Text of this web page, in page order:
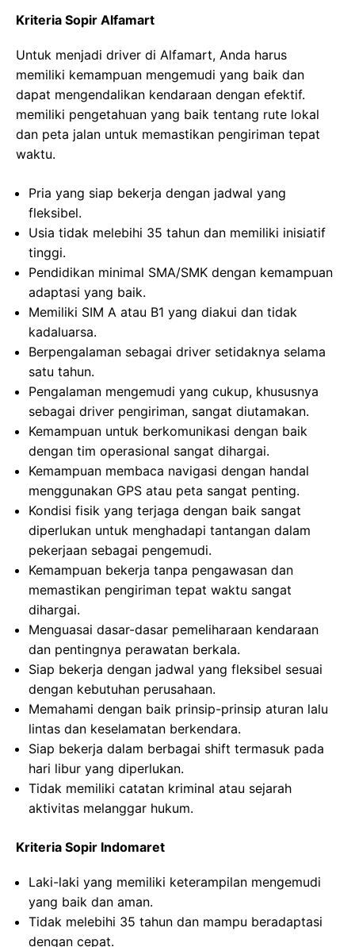
Kriteria Sopir Alfamart
Untuk menjadi driver di Alfamart, Anda harus
memiliki kemampuan mengemudi yang baik dan
dapat mengendalikan kendaraan dengan efektif.
memiliki pengetahuan yang baik tentang rute lokal
dan peta jalan untuk memastikan pengiriman tepat
waktu.
Pria yang siap bekerja dengan jadwal yang
fleksibel.
Usia tidak melebihi 35 tahun dan memiliki inisiatif
tinggi.
Pendidikan minimal SMA/SMK dengan kemampuan
adaptasi yang baik.
Memiliki SIM A atau B1 yang diakui dan tidak
kadaluarsa.
Berpengalaman sebagai driver setidaknya selama
satu tahun.
Pengalaman mengemudi yang cukup, khususnya
sebagai driver pengiriman, sangat diutamakan.
Kemampuan untuk berkomunikasi dengan baik
dengan tim operasional sangat dihargai.
Kemampuan membaca navigasi dengan handal
menggunakan GPS atau peta sangat penting.
Kondisi fisik yang terjaga dengan baik sangat
diperlukan untuk menghadapi tantangan dalam
pekerjaan sebagai pengemudi.
Kemampuan bekerja tanpa pengawasan dan
memastikan pengiriman tepat waktu sangat
dihargai.
Menguasai dasar-dasar pemeliharaan kendaraan
dan pentingnya perawatan berkala.
Siap bekerja dengan jadwal yang fleksibel sesuai
dengan kebutuhan perusahaan.
Memahami dengan baik prinsip-prinsip aturan lalu
lintas dan keselamatan berkendara.
Siap bekerja dalam berbagai shift termasuk pada
hari libur yang diperlukan.
Tidak memiliki catatan kriminal atau sejarah
aktivitas melanggar hukum.
Kriteria Sopir Indomaret
Laki-laki yang memiliki keterampilan mengemudi
yang baik dan aman.
Tidak melebihi 35 tahun dan mampu beradaptasi
dengan cepat.